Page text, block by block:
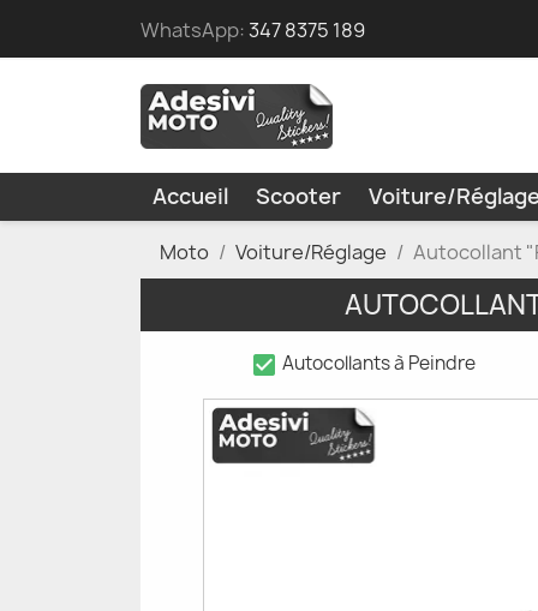
WhatsApp:347 8375 189
Accueil Scooter Voiture/
Moto Voiture/Réglage Autocollant
check_box Autocollants à Peindre